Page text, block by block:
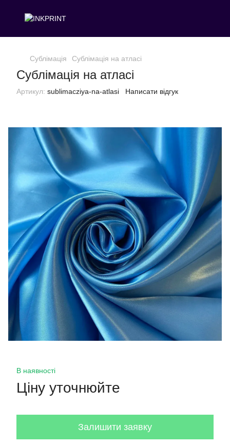
Сублімація Сублімація на атласі
Сублімація на атласі
Артикул: sublimacziya-na-atlasi Написати відгук
В наявності
Ціну уточнюйте
Залишити заявку